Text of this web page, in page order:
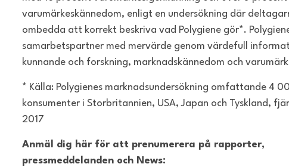
varumärkeskännedom, enligt en undersökning där
ombedda att korrekt beskriva vad Polygiene gör*.
samarbetspartner med mervärde genom värdefull
kunnande och forskning, marknadskännedom och
* Källa: Polygienes marknadsundersökning omfattande 4
konsumenter i Storbritannien, USA, Japan och Tyskland,
2017
Anmäl dig här för att prenumerera på rapporter,
pressmeddelanden och News: